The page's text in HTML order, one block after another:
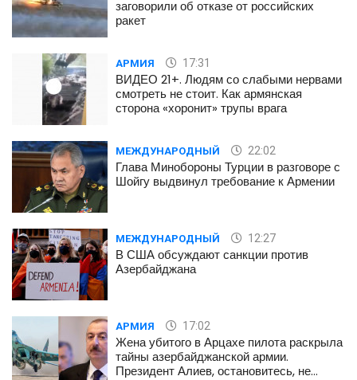
заговорили об отказе от российских
ракет
АРМИЯ 17:31
ВИДЕО 21+. Людям со слабыми нервами
смотреть не стоит. Как армянская
сторона «хоронит» трупы врага
МЕЖДУНАРОДНЫЙ 22:02
Глава Минобороны Турции в разговоре с
Шойгу выдвинул требование к Армении
МЕЖДУНАРОДНЫЙ 12:27
В США обсуждают санкции против
Азербайджана
АРМИЯ 17:02
Жена убитого в Арцахе пилота раскрыла
тайны азербайджанской армии.
Президент Алиев, остановитесь, не